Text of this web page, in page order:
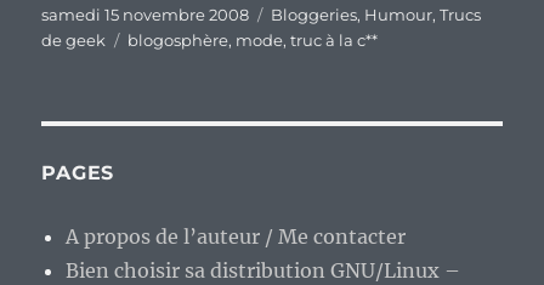
Publié
le
samedi 15 novembre 2008 Catégories
Bloggeries, Humour,Trucs
de geek
Étiquettes
blogosphère, mode,truc à la c**
PAGES
A propos de l’auteur / Me contacter
Bien choisir sa distribution GNU/Linux –